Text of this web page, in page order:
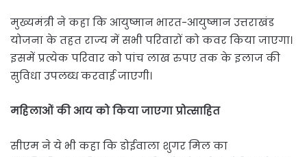
मुख्यमंत्री ने कहा कि आयुष्मान भारत-आयुष्मान उत्तराखंड
योजना के तहत राज्य में सभी परिवारों को कवर किया जाएगा।
इसमें प्रत्येक परिवार को पांच लाख रुपए तक के इलाज की
सुविधा उपलब्ध करवाई जाएगी।
महिलाओं की आय को किया जाएगा प्रोत्साहित
सीएम ने ये भी कहा कि डोईवाला शुगर मिल का